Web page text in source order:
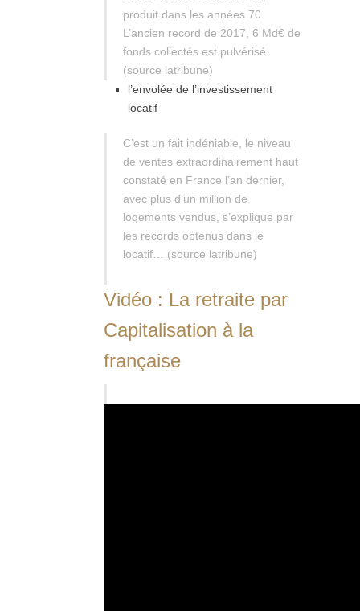
produit dans les années 70.
L’ancien record de 2017, 6 Md€ de
fonds collectés est pulvérisé.
(source latribune)
l’envolée de l’investissement
locatif
C’est un fait indéniable, le niveau
de ventes extraordinairement haut
constaté en France l’an dernier,
avec plus d’un million de
logements vendus, s’explique par
les records obtenus dans le
locatif… (source latribune)
Vidéo : La retraite par
Capitalisation à la
française